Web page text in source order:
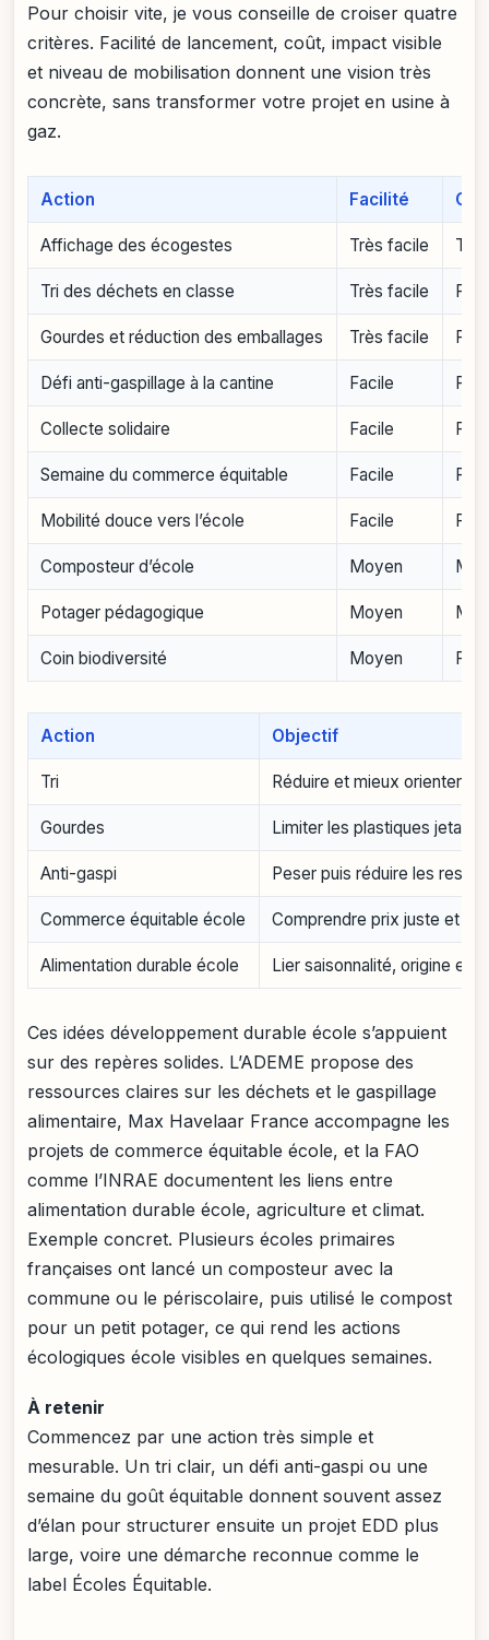
Pour choisir vite, je vous conseille de croiser quatre
critères. Facilité de lancement, coût, impact visible
et niveau de mobilisation donnent une vision très
concrète, sans transformer votre projet en usine à
gaz.
Action Facilité
Affichage des écogestes Très facile
Tri des déchets en classe Très facile
Gourdes et réduction des emballages Très facile
Défi anti-gaspillage à la cantine Facile
Collecte solidaire Facile
Semaine du commerce équitable Facile
Mobilité douce vers l’école Facile
Composteur d’école Moyen
Potager pédagogique Moyen
Coin biodiversité Moyen
Action Objectif
Tri Réduire et mieux orienter
Gourdes Limiter les plastiques
Anti-gaspi Peser puis réduire les restes
Commerce équitable école Comprendre prix juste et
Alimentation durable école Lier saisonnalité, origine et
Ces idées développement durable école s’appuient
sur des repères solides. L’ADEME propose des
ressources claires sur les déchets et le gaspillage
alimentaire, Max Havelaar France accompagne les
projets de commerce équitable école, et la FAO
comme l’INRAE documentent les liens entre
alimentation durable école, agriculture et climat.
Exemple concret. Plusieurs écoles primaires
françaises ont lancé un composteur avec la
commune ou le périscolaire, puis utilisé le compost
pour un petit potager, ce qui rend les actions
écologiques école visibles en quelques semaines.
À retenir
Commencez par une action très simple et
mesurable. Un tri clair, un défi anti-gaspi ou une
semaine du goût équitable donnent souvent assez
d’élan pour structurer ensuite un projet EDD plus
large, voire une démarche reconnue comme le
label Écoles Équitable.